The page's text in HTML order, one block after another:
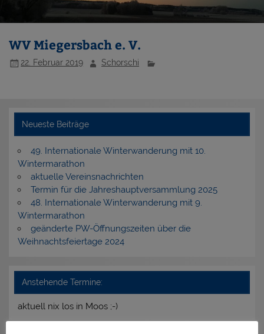
WV Miegersbach e. V.
22. Februar 2019 Schorschi
Neueste Beiträge
49. Internationale Winterwanderung mit 10.
Wintermarathon
aktuelle Vereinsnachrichten
Termin für die Jahreshauptversammlung 2025
48. Internationale Winterwanderung mit 9.
Wintermarathon
geänderte PW-Öffnungszeiten über die
Weihnachtsfeiertage 2024
Anstehende Termine:
aktuell nix los in Moos ;-)